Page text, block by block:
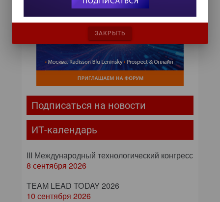
Подписаться на новости
ИТ-календарь
III Международный технологический конгресс
8 сентября 2026
TEAM LEAD TODAY 2026
10 сентября 2026
ЗАКРЫТЬ